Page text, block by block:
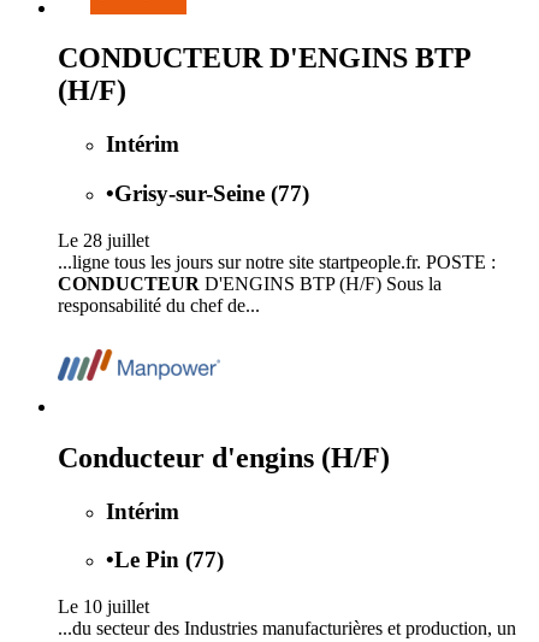
CONDUCTEUR D'ENGINS BTP
(H/F)
Intérim
•Grisy-sur-Seine (77)
Le 28 juillet
...ligne tous les jours sur notre site startpeople.fr. POSTE :
CONDUCTEUR D'ENGINS BTP (H/F) Sous la
responsabilité du chef de...
Conducteur d'engins (H/F)
Intérim
•Le Pin (77)
Le 10 juillet
...du secteur des Industries manufacturières et production, un